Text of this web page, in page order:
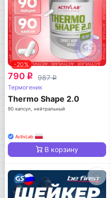
-20%
790 q 987q
Термогеник
Thermo Shape 2.0
90 капсул, нейтральный
ActivLab
В корзину